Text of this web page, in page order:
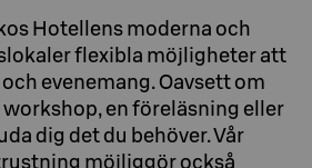
Hotellens moderna och
flexibla möjligheter att
evenemang. Oavsett om
en föreläsning eller
dig det du behöver. Vår
möjliggör också